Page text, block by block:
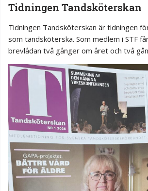
Tidningen Tandsköterskan
Tidningen Tandsköterskan är tidningen
som tandsköterska. Som medlem i STF
brevlådan två gånger om året och två